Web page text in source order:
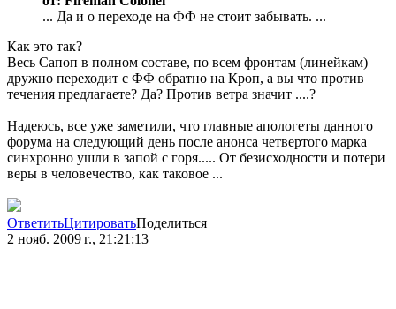
... Да и о переходе на ФФ не стоит забывать. ...
Как это так?
Весь Сапоп в полном составе, по всем фронтам (линейкам)
дружно переходит с ФФ обратно на Кроп, а вы что против
течения предлагаете? Да? Против ветра значит ....?
Надеюсь, все уже заметили, что главные апологеты данного
форума на следующий день после анонса четвертого марка
синхронно ушли в запой с горя..... От безисходности и потери
веры в человечество, как таковое ...
ОтветитьЦитироватьПоделиться
2 нояб. 2009 г., 21:21:13